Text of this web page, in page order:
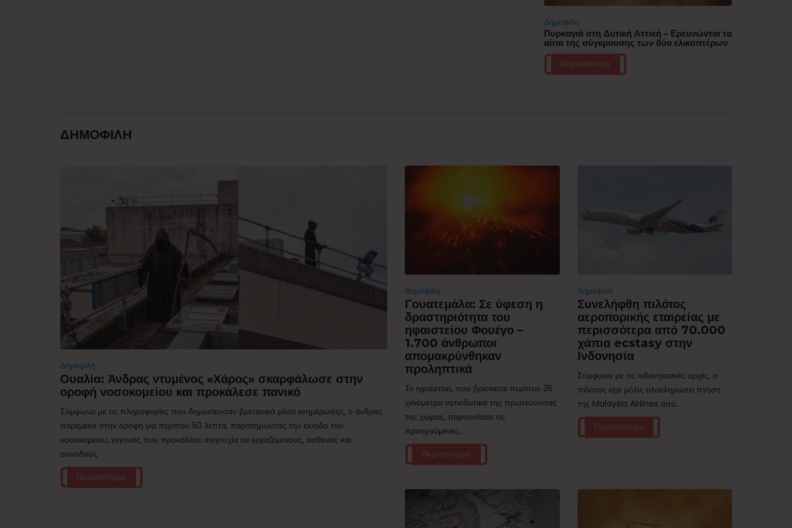
Δημοφιλή
Πυρκαγιά στη Δυτική Αττική – Ερευνώνται τα
αίτια της σύγκρουσης των δύο ελικοπτέρων
Περισσότερα
ΔΗΜΟΦΙΛΗ
Δημοφιλή
Ουαλία: Άνδρας ντυμένος «Χάρος» σκαρφάλωσε στην
οροφή νοσοκομείου και προκάλεσε πανικό
Σύμφωνα με τις πληροφορίες που δημοσίευσαν βρετανικά μέσα ενημέρωσης, ο άνδρας
παρέμεινε στην οροφή για περίπου 50 λεπτά, παρατηρώντας την είσοδο του
νοσοκομείου, γεγονός που προκάλεσε ανησυχία σε εργαζόμενους, ασθενείς και
συνοδούς.
Περισσότερα
Δημοφιλή
Γουατεμάλα: Σε ύφεση η
δραστηριότητα του
ηφαιστείου Φουέγο –
1.700 άνθρωποι
απομακρύνθηκαν
προληπτικά
Το ηφαίστειο, που βρίσκεται περίπου 35
χιλιόμετρα νοτιοδυτικά της πρωτεύουσας
της χώρας, παρουσίασε τις
προηγούμενες...
Περισσότερα
Δημοφιλή
Συνελήφθη πιλότος
αεροπορικής εταιρείας με
περισσότερα από 70.000
χάπια ecstasy στην
Ινδονησία
Σύμφωνα με τις ινδονησιακές αρχές, ο
πιλότος είχε μόλις ολοκληρώσει πτήση
της Malaysia Airlines από...
Περισσότερα